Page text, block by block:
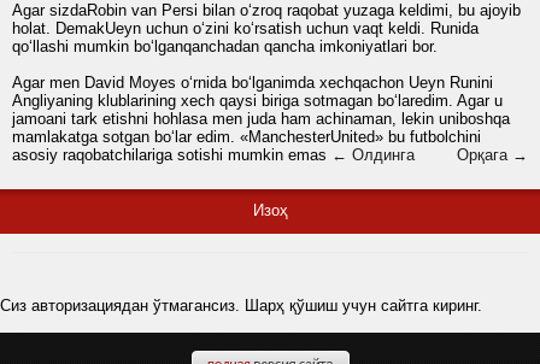
Agar sizdaRobin van Persi bilan o‘zroq raqobat yuzaga keldimi, bu ajoyib
holat. DemakUeyn uchun o‘zini ko‘rsatish uchun vaqt keldi. Runida
qo‘llashi mumkin bo‘lganqanchadan qancha imkoniyatlari bor.
Agar men David Moyes o‘rnida bo‘lganimda xechqachon Ueyn Runini
Angliyaning klublarining xech qaysi biriga sotmagan bo‘laredim. Agar u
jamoani tark etishni hohlasa men juda ham achinaman, lekin uniboshqa
mamlakatga sotgan bo‘lar edim. «ManchesterUnited» bu futbolchini
asosiy raqobatchilariga sotishi mumkin emas ← Олдинга Орқага →
Изоҳ
Сиз авторизациядан ўтмагансиз. Шарҳ қўшиш учун сайтга киринг.